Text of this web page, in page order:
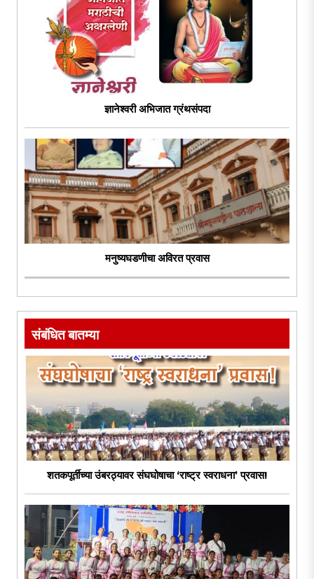
ज्ञानेश्वरी अभिजात ग्रंथसंपदा
मनुष्यघडणीचा अविरत प्रवास
संबंधित बातम्या
शतकपूर्तीच्या उंबरठ्यावर संघघोषाचा ‘राष्ट्र स्वराधना’ प्रवास!